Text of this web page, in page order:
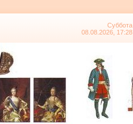
Суббота
08.08.2026, 17:28